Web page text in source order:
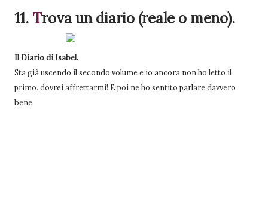
11. Trovaun diario (reale o meno).
Il Diario di Isabel.
Sta già uscendo il secondo volume e io ancora non ho letto il
primo..dovrei affrettarmi! E poi ne ho sentito parlare davvero
bene.